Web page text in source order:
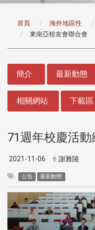
首頁 海外地區性
東南亞校友會聯合會
簡介 最新動態
相關網站 下載區
71週年校慶活
2021-11-06 謝雅陵
公告 最新動態